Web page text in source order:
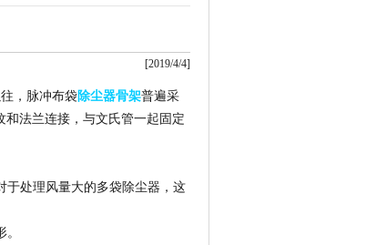
[2019/4/4]
，脉冲布袋除尘器骨架普遍采
法兰连接，与文氏管一起固定
于处理风量大的多袋除尘器，这